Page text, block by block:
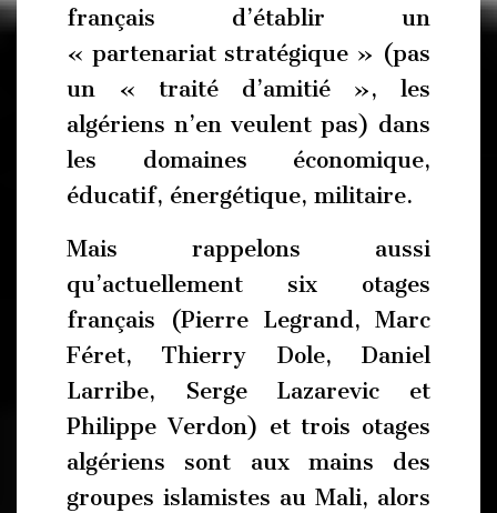
français d’établir un
« partenariat stratégique » (pas
un « traité d’amitié », les
algériens n’en veulent pas) dans
les domaines économique,
éducatif, énergétique, militaire.
Mais rappelons aussi
qu’actuellement six otages
français (Pierre Legrand, Marc
Féret, Thierry Dole, Daniel
Larribe, Serge Lazarevic et
Philippe Verdon) et trois otages
algériens sont aux mains des
groupes islamistes au Mali, alors